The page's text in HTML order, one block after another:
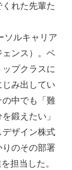
れた先輩た
ソルキャリア
ンス）。ベ
プクラスに
み出してい
中でも「難
鍛えたい」
デザイン株式
のその部署
担当した。